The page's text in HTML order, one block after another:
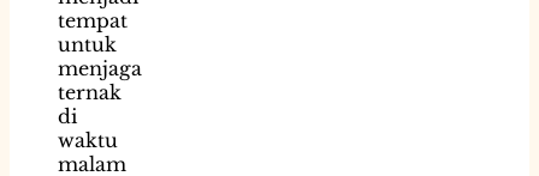
tempat
untuk
menjaga
ternak
di
waktu
malam